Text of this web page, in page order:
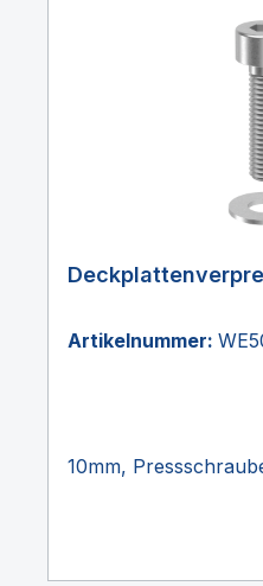
Artikelnummer:
10mm,